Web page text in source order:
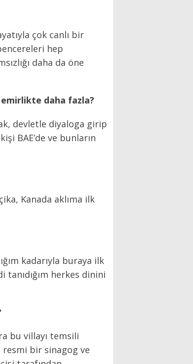
çok canlı bir
hep
daha da öne
emirlikte daha fazla?
devletle diyaloga girip
BAE’de ve bunların
Kanada aklıma ilk
kadarıyla buraya ilk
tanıdığım herkes dinini
bu villayı temsili
resmi bir sinagog ve